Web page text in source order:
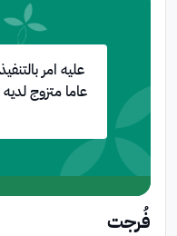
فُرجت